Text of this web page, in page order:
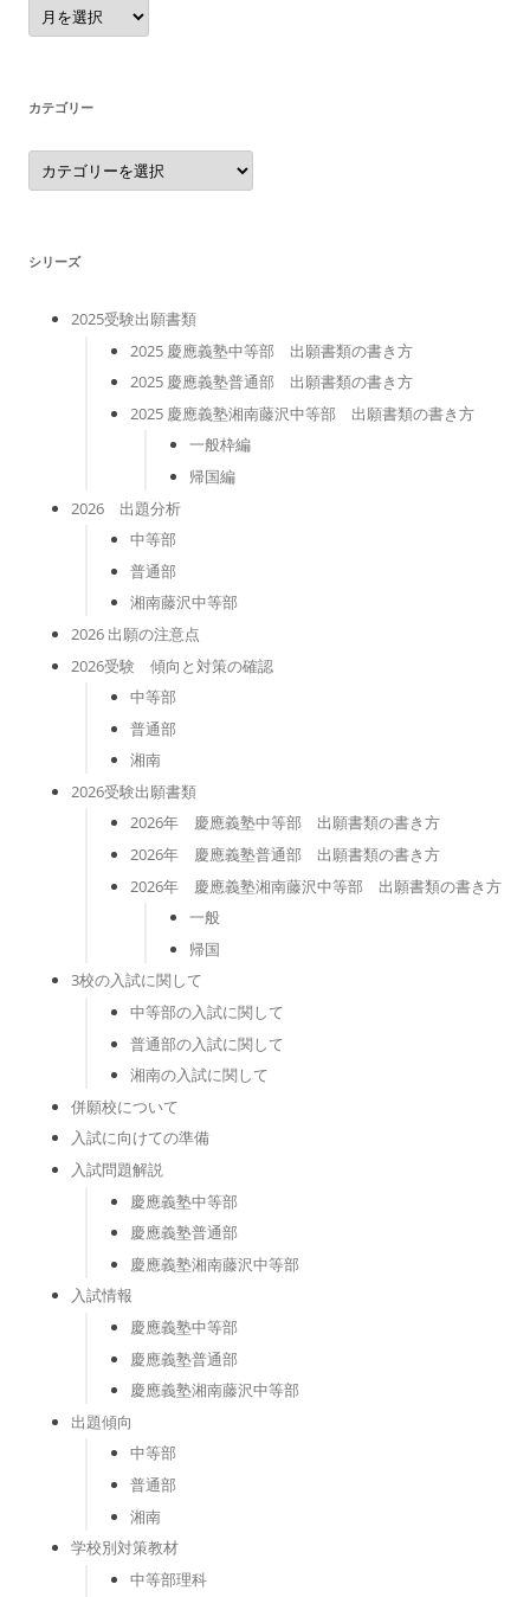
ー
カ
カテゴリー
カ
テ
ゴ
シリーズ
2025受験出願書類
2025 慶應義塾中等部 出願書類の書き方
2025 慶應義塾普通部 出願書類の書き方
2025 慶應義塾湘南藤沢中等部 出願書類の書き方
一般枠編
帰国編
2026 出題分析
中等部
普通部
湘南藤沢中等部
2026 出願の注意点
2026受験 傾向と対策の確認
中等部
普通部
湘南
2026受験出願書類
2026年 慶應義塾中等部 出願書類の書き方
2026年 慶應義塾普通部 出願書類の書き方
2026年 慶應義塾湘南藤沢中等部 出願書類の書き方
一般
帰国
3校の入試に関して
中等部の入試に関して
普通部の入試に関して
湘南の入試に関して
併願校について
入試に向けての準備
入試問題解説
慶應義塾中等部
慶應義塾普通部
慶應義塾湘南藤沢中等部
入試情報
慶應義塾中等部
慶應義塾普通部
慶應義塾湘南藤沢中等部
出題傾向
中等部
普通部
湘南
学校別対策教材
中等部理科